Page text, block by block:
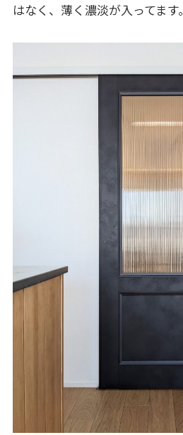
はなく、薄く濃淡が入ってます。